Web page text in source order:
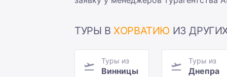
ТУРЫ ВХОРВАТИЮ ИЗ
Туры из
Винницы
Туры из
Днепра